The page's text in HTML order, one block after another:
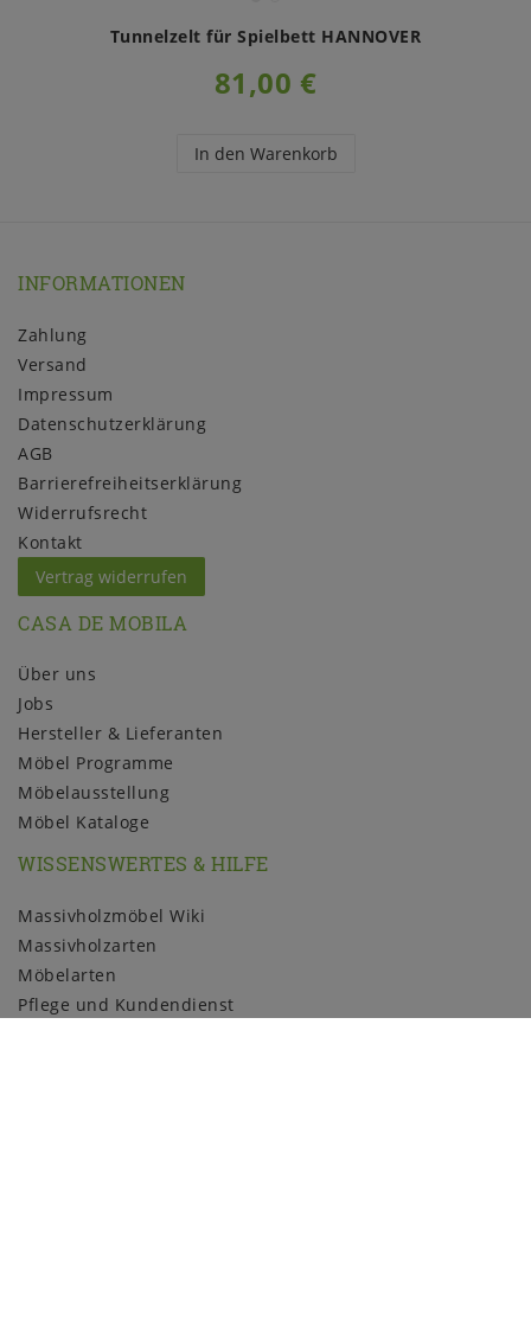
Tunnelzelt für Spielbett HANNOVER
81,00 €
In den Warenkorb
INFORMATIONEN
Zahlung
Versand
Impressum
Daten­schutz­erklärung
AGB
Barrierefreiheitserklärung
Widerrufs­recht
Kontakt
Vertrag widerrufen
CASA DE MOBILA
Über uns
Jobs
Hersteller & Lieferanten
Möbel Programme
Möbelausstellung
Möbel Kataloge
WISSENSWERTES & HILFE
Massivholzmöbel Wiki
Massivholzarten
Möbelarten
Pflege und Kundendienst